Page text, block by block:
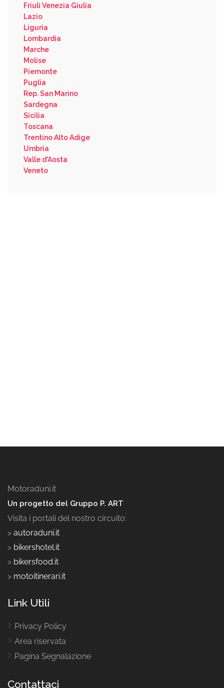
Friuli Venezia Giulia
Lazio
Liguria
Lombardia
Marche
Molise
Piemonte
Puglia
Rep. San Marino
Sardegna
Sicilia
Toscana
Trentino Alto Adige
Umbria
Valle d'Aosta
Veneto
Motoraduni.it
Un progetto del Gruppo P. ART
Visita i portali del nostro circuito:
> autoraduni.it
> bikershotel.it
> bikersfood.it
> motoitinerari.it
Link Utili
Privacy Policy
Area riservata
Pagina Segnalazione
Contattaci